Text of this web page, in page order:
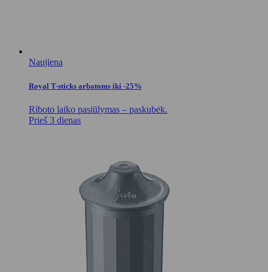
Naujiena
Royal T-sticks arbatoms iki -25%
Riboto laiko pasiūlymas – paskubėk.
Prieš 3 dienas